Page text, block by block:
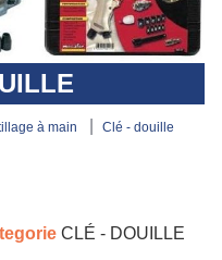
à main clé - douille
CLÉ - DOUILLE